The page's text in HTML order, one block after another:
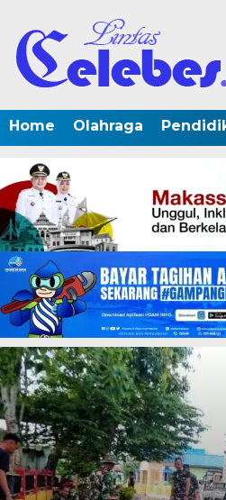
Home Olahraga